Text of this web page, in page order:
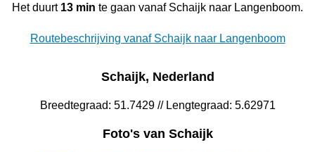
Het duurt 13 min te gaan vanaf Schaijk naar Langenboom.
Routebeschrijving vanaf Schaijk naar Langenboom
Schaijk, Nederland
Breedtegraad: 51.7429 // Lengtegraad: 5.62971
Foto's van Schaijk